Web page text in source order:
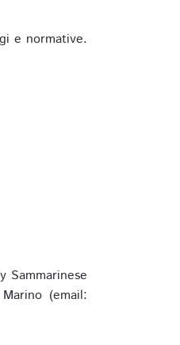
e normative.
Sammarinese
(email: